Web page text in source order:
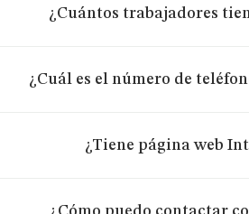
¿Cuántos trabajadores
¿Cuál es el número de
¿Tiene página web